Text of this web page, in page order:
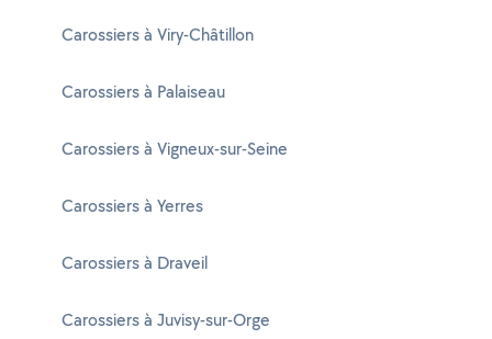
Carossiers à Viry-Châtillon
Carossiers à Palaiseau
Carossiers à Vigneux-sur-Seine
Carossiers à Yerres
Carossiers à Draveil
Carossiers à Juvisy-sur-Orge